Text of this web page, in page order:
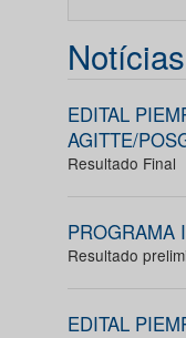
Notícias
EDITAL
AGITTE/
Resultado Final
PROGRAMA
Resultado
EDITAL